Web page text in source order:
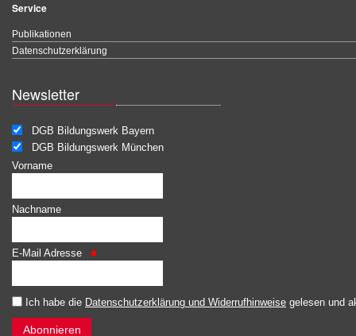
Service
Publikationen
Datenschutzerklärung
Newsletter
DGB Bildungswerk Bayern
DGB Bildungswerk München
Vorname
Nachname
E-Mail Adresse
Ich habe die Datenschutzerklärung und Widerrufhinweise gelesen und